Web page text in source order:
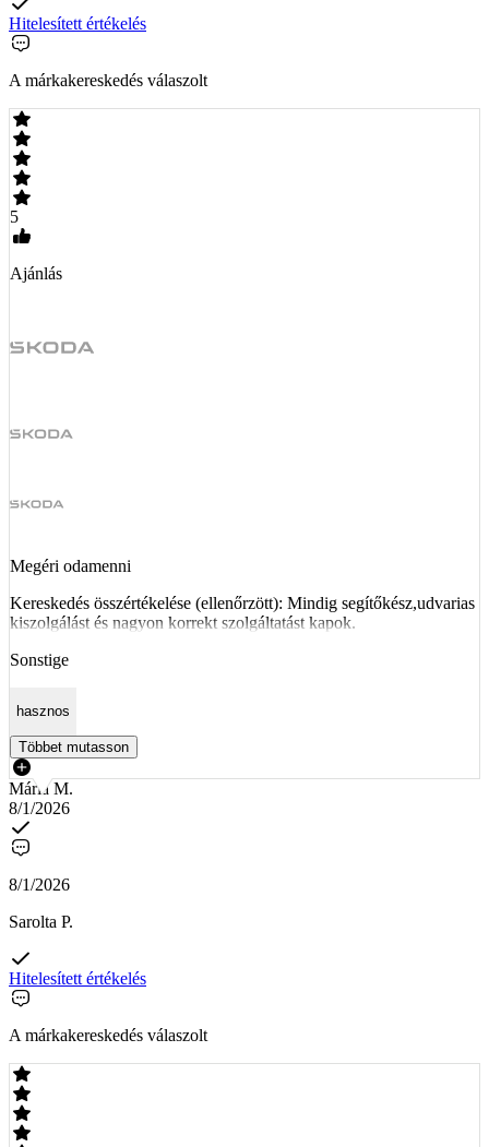
Hitelesített értékelés
A márkakereskedés válaszolt
5
Ajánlás
Megéri odamenni
Kereskedés összértékelése (ellenőrzött): Mindig segítőkész,udvarias
kiszolgálást és nagyon korrekt szolgáltatást kapok.
Sonstige
hasznos
Többet mutasson
Mária M.
8/1/2026
8/1/2026
Sarolta P.
Hitelesített értékelés
A márkakereskedés válaszolt